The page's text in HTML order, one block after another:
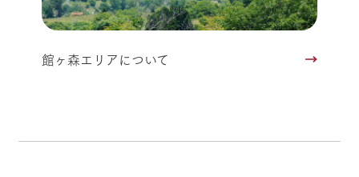
館ヶ森エリアについて